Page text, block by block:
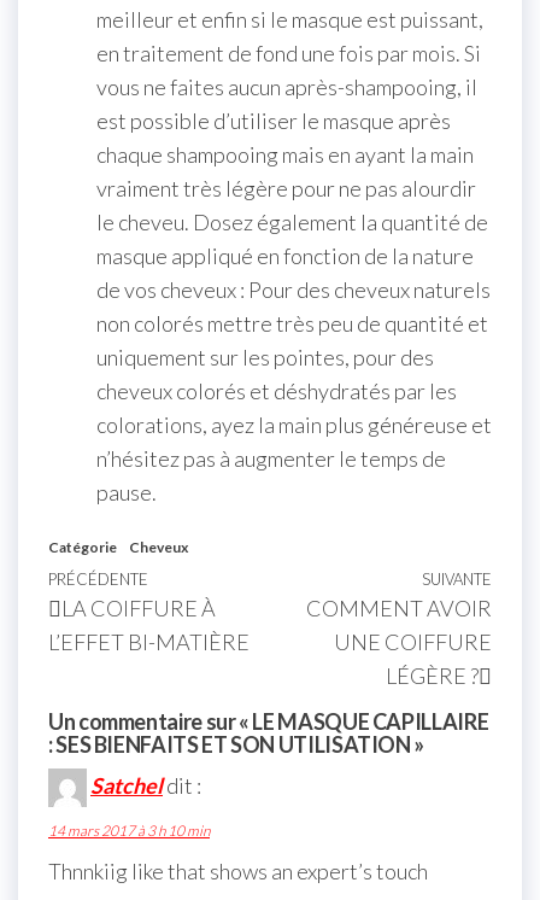
meilleur et enfin si le masque est puissant,
en traitement de fond une fois par mois. Si
vous ne faites aucun après-shampooing, il
est possible d’utiliser le masque après
chaque shampooing mais en ayant la main
vraiment très légère pour ne pas alourdir
le cheveu. Dosez également la quantité de
masque appliqué en fonction de la nature
de vos cheveux : Pour des cheveux naturels
non colorés mettre très peu de quantité et
uniquement sur les pointes, pour des
cheveux colorés et déshydratés par les
colorations, ayez la main plus généreuse et
n’hésitez pas à augmenter le temps de
pause.
Catégorie Cheveux
PRÉCÉDENTE
LA COIFFURE À
L’EFFET BI-MATIÈRE
SUIVANTE
COMMENT AVOIR
UNE COIFFURE
LÉGÈRE ?
Un commentaire sur « LE MASQUE CAPILLAIRE
: SES BIENFAITS ET SON UTILISATION »
Satcheldit :
14 mars 2017 à 3 h 10 min
Thnnkiig like that shows an expert’s touch